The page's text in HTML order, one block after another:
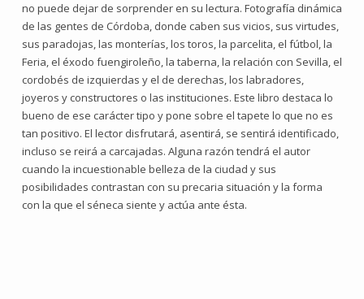
no puede dejar de sorprender en su lectura. Fotografía dinámica
de las gentes de Córdoba, donde caben sus vicios, sus virtudes,
sus paradojas, las monterías, los toros, la parcelita, el fútbol, la
Feria, el éxodo fuengiroleño, la taberna, la relación con Sevilla, el
cordobés de izquierdas y el de derechas, los labradores,
joyeros y constructores o las instituciones. Este libro destaca lo
bueno de ese carácter tipo y pone sobre el tapete lo que no es
tan positivo. El lector disfrutará, asentirá, se sentirá identificado,
incluso se reirá a carcajadas. Alguna razón tendrá el autor
cuando la incuestionable belleza de la ciudad y sus
posibilidades contrastan con su precaria situación y la forma
con la que el séneca siente y actúa ante ésta.